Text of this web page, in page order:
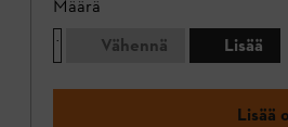
Määrä
Vähennä
Lisää
Lisää